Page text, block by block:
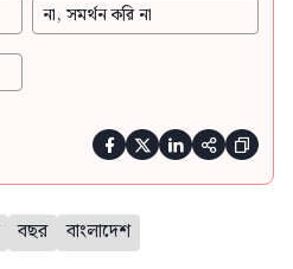
না, সমর্থন করি না
    
বছর বাংলাদেশ